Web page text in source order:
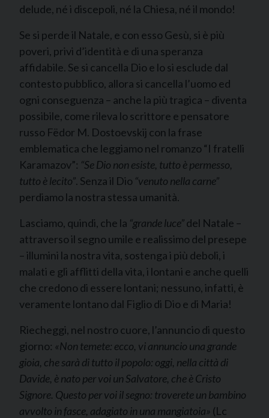
delude, né i discepoli, né la Chiesa, né il mondo!
Se si perde il Natale, e con esso Gesù, si è più
poveri, privi d’identità e di una speranza
affidabile. Se si cancella Dio e lo si esclude dal
contesto pubblico, allora si cancella l’uomo ed
ogni conseguenza – anche la più tragica – diventa
possibile, come rileva lo scrittore e pensatore
russo Fëdor M. Dostoevskij con la frase
emblematica che leggiamo nel romanzo “I fratelli
Karamazov”: “Se Dio non esiste, tutto è permesso,
tutto è lecito”. Senza il Dio “venuto nella carne”
perdiamo la nostra stessa umanità.
Lasciamo, quindi, che la “grande luce”del Natale –
attraverso il segno umile e realissimo del presepe
– illumini la nostra vita, sostenga i più deboli, i
malati e gli afflitti della vita, i lontani e anche quelli
che credono di essere lontani; nessuno, infatti, è
veramente lontano dal Figlio di Dio e di Maria!
Riecheggi, nel nostro cuore, l’annuncio di questo
giorno: «Non temete: ecco, vi annuncio una grande
gioia, che sarà di tutto il popolo: oggi, nella città di
Davide, è nato per voi un Salvatore, che è Cristo
Signore. Questo per voi il segno: troverete un bambino
avvolto in fasce, adagiato in una mangiatoia» (Lc